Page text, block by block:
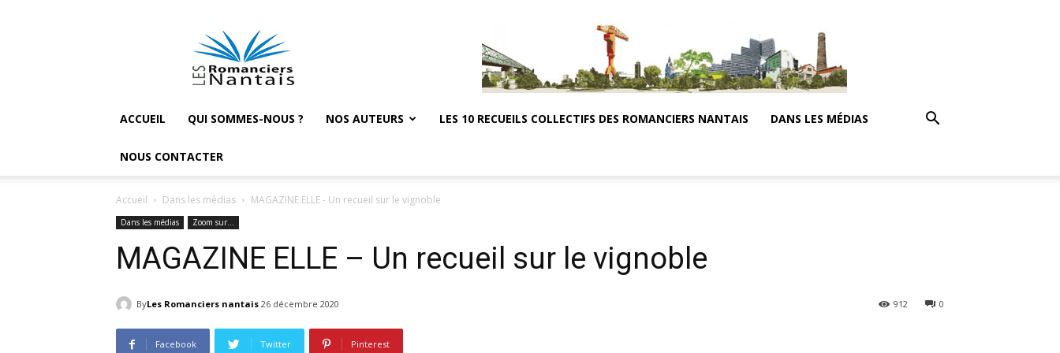
Les
Romanciers
nantais
ACCUEIL QUI SOMMES-NOUS ? NOS AUTEURS LES 10 RECUEILS COLLECTIFS DES ROMANCIERS NANTAIS DANS LES MÉDIAS
NOUS CONTACTER
Accueil Dans les médias MAGAZINE ELLE - Un recueil sur le vignoble
Dans les médias Zoom sur…
MAGAZINE ELLE – Un recueil sur le vignoble
ByLes Romanciers nantais 26 décembre 2020 0
912
Facebook Twitter Pinterest